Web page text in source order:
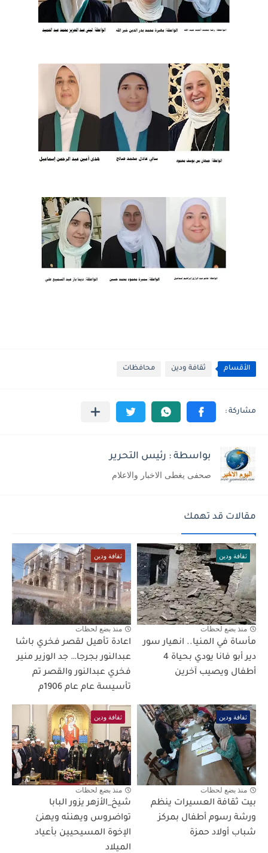
الأقسام ثقافة ودين محافظات
بواسطة : رئيس التحرير
صحفى يغطى الاخبار والاعلام
مقالات قد تهمك
ثقافة ودين
منذ بضع لحظات
مأساة في المنيا.. انهيار سور
دير أبو فانا يودي بحياة 4
أطفال ويصيب آخرين
ثقافة ودين
منذ بضع لحظات
اعادة تأهيل لقصر فخري باشا
عبدالنور بجرجا… جد الوزير منير
فخري عبدالنور والقصر تم
تأسيسة عام عام 1906م
ثقافة ودين
منذ بضع لحظات
بيت ثقافة العسيرات ينظم
ورشة رسوم أطفال بمركز
شباب أولاد حمزة
ثقافة ودين
منذ بضع لحظات
شيخ_الأزهر يزور البابا
تواضروس ويهنئه ويهنئ
الإخوة المسيحيين بأعياد
الميلاد